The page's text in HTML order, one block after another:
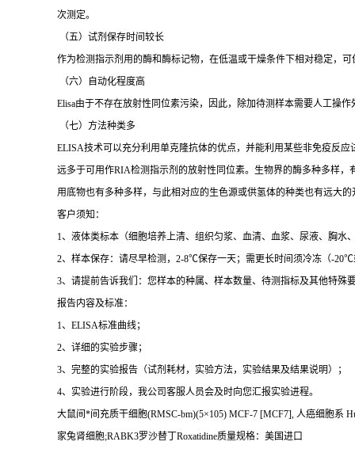
次测定。
（五）试剂保存时间较长
作为检测指示剂用的酶和酶标记物，在低温或干燥条件下相对稳定，
（六）自动化程度高
Elisa由于不存在放射性同位素污染，因此，除加待测样本需要人工操
（七）方法种类多
ELISA技术可以充分利用单克隆抗体的优点，并能利用某些非免疫反应
远多于可用作RIA检测指示剂的放射性同位素。生物界的酶多种多样，
用底物也有多种多样，与此相对应的生色源或供氢体的种类也有远大
客户须知：
1、液体类标本（细胞培养上清、组织匀浆、血清、血浆、尿液、胸水
2、样本保存：请尽早检测， 2-8℃保存一天；需更长时间须冷冻（-20℃
3、请提前告诉我们：您样本的种属、样本数量、待测指标及其他特殊
报告内容及标准：
1、 ELISA标准曲线；
2、详细的实验步骤；
3、完整的实验报告（试剂耗材，实验方法，实验结果及结果说明）；
4、实验进行阶段，我公司客服人员会及时向您汇报实验进程。
大鼠间*间充质干细胞(RMSC-bm)(5×105) MCF-7 [MCF7], 人癌细胞系
家兔肾细胞;RABK3罗沙替丁Roxatidine质量规格：美国进口